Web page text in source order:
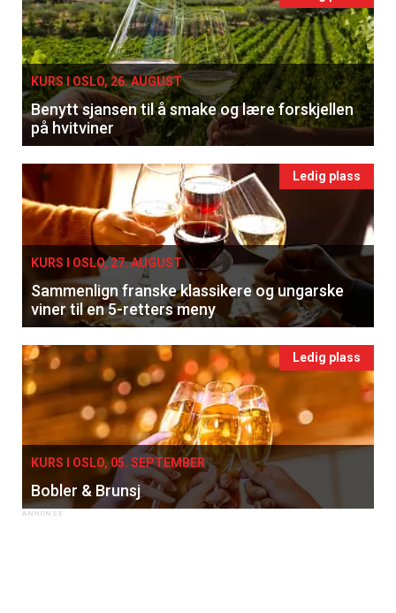
KURS I OSLO, 26. AUGUST
Benytt sjansen til å smake og lære forskjellen
på hvitviner
Ledig plass
KURS I OSLO, 27. AUGUST
Sammenlign franske klassikere og ungarske
viner til en 5-retters meny
Ledig plass
KURS I OSLO, 05. SEPTEMBER
Bobler & Brunsj